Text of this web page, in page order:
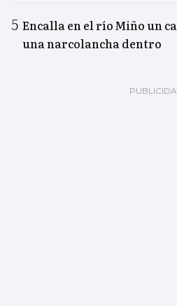
Encalla en el río Miño un
una narcolancha dentro